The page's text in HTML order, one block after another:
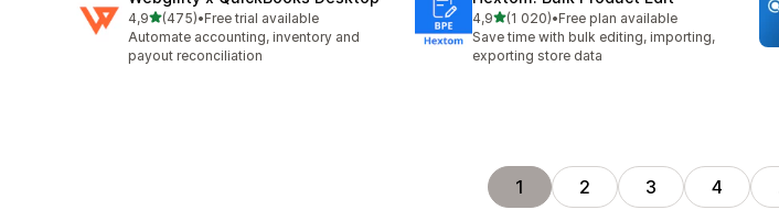
4,9/ 5 tähteä
(475)
475 arvostelua yhteensä
•Free trial available
Automate accounting, inventory and
payout reconciliation
4,9/ 5 tähteä
(1 020)
1020 arvostelua yhteensä
•Free plan available
Save time with bulk editing, importing,
exporting store data
1 2 3 4